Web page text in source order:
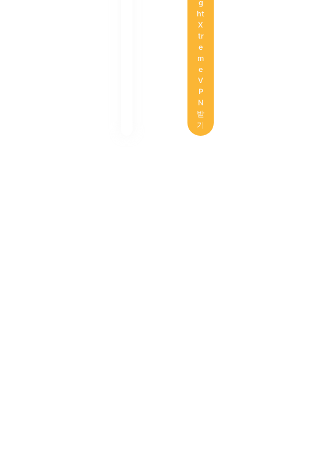
g
ht
X
tr
e
m
e
V
P
N
받
기